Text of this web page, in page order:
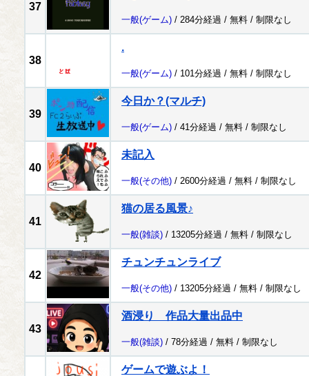
37
一般(ゲーム) / 284分経過 / 無料 / 制限なし
38
.
一般(ゲーム) / 101分経過 / 無料 / 制限なし
39
今日か？(マルチ)
一般(ゲーム) / 41分経過 / 無料 / 制限なし
40
未記入
一般(その他) / 2600分経過 / 無料 / 制限なし
41
猫の居る風景♪
一般(雑談) / 13205分経過 / 無料 / 制限なし
42
チュンチュンライブ
一般(その他) / 13205分経過 / 無料 / 制限なし
43
酒浸り 作品大量出品中
一般(雑談) / 78分経過 / 無料 / 制限なし
ゲームで遊ぶよ！